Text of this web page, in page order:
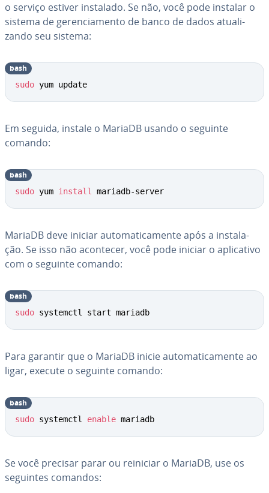
o serviço estiver instalado. Se não, você pode instalar o
sistema de ge­ren­ci­a­mento de banco de dados atu­a­li­
zando seu sistema:
sudo yum update
bash
Em seguida, instale o MariaDB usando o seguinte
comando:
sudo yum install mariadb-server
bash
MariaDB deve iniciar au­to­ma­ti­ca­mente após a ins­ta­la­
ção. Se isso não acontecer, você pode iniciar o apli­ca­tivo
com o seguinte comando:
sudo systemctl start mariadb
bash
Para garantir que o MariaDB inicie au­to­ma­ti­ca­mente ao
ligar, execute o seguinte comando:
sudo systemctl enable mariadb
bash
Se você precisar parar ou reiniciar o MariaDB, use os
seguintes comandos: